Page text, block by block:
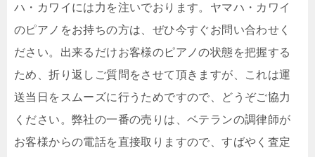
ハ・カワイには力を注いでおります。ヤマハ・カワイ
のピアノをお持ちの方は、ぜひ今すぐお問い合わせく
ださい。出来るだけお客様のピアノの状態を把握する
ため、折り返しご質問をさせて頂きますが、これは運
送当日をスムーズに行うためですので、どうぞご協力
ください。弊社の一番の売りは、ベテランの調律師が
お客様からの電話を直接取りますので、すばやく査定